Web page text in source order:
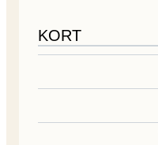
KORT